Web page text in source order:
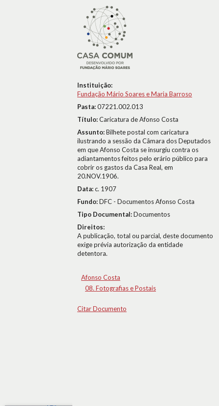
Instituição:
Fundação Mário Soares e Maria Barroso
Pasta:07221.002.013
Título:Caricatura de Afonso Costa
Assunto:Bilhete postal com caricatura
ilustrando a sessão da Câmara dos Deputados
em que Afonso Costa se insurgiu contra os
adiantamentos feitos pelo erário público para
cobrir os gastos da Casa Real, em
20.NOV.1906.
Data:c. 1907
Fundo:DFC - Documentos Afonso Costa
Tipo Documental:Documentos
Direitos:
A publicação, total ou parcial, deste documento
exige prévia autorização da entidade
detentora.
Afonso Costa
08. Fotografias e Postais
Citar Documento